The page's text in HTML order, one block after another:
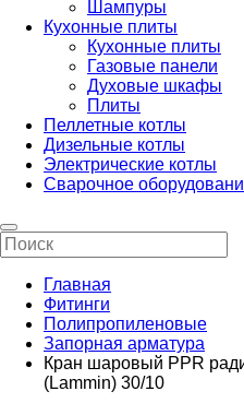
Шампуры
Кухонные плиты
Кухонные плиты
Газовые панели
Духовые шкафы
Плиты
Пеллетные котлы
Дизельные котлы
Электрические котлы
Сварочное
Главная
Фитинги
Полипропиленовые
Запорная арматура
Кран шаровый PPR
(Lammin) 30/10